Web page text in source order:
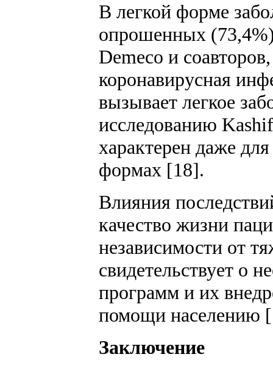
В легкой форме
опрошенных
Demeco и
коронавирусная
вызывает легкое
исследованию
характерен даже
формах [18].
Влияния
качество жизни
независимости от
свидетельствует о
программ и их
помощи населению
Заключение